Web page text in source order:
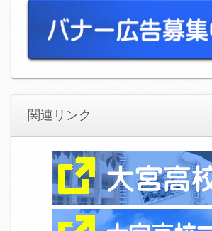
関連リンク